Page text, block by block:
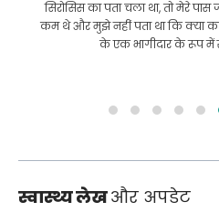
सिरोसिस का पता चला था, तो मेरे
कम थे और मुझे नहीं पता था कि क्या
के एक भागीदार के रूप में
स्वास्थ्य लेखऔर अपडेट